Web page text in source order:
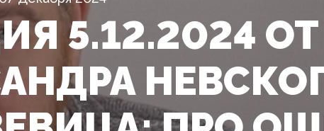
5.12.2024 ОТ